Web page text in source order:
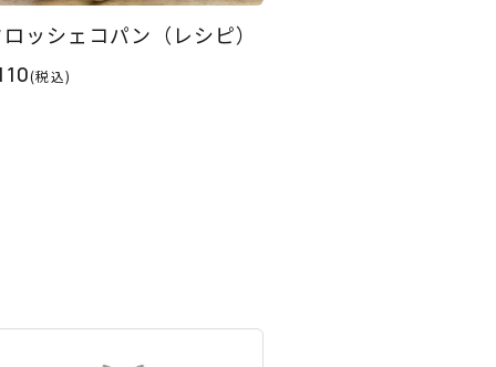
ロッシェコパン（レシピ）
(税込)